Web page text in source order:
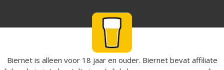
Biernet is alleen voor 18 jaar en ouder. Biernet bevat affiliate